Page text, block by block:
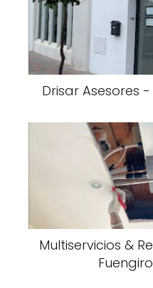
Drisar Asesores
Multiservicios &